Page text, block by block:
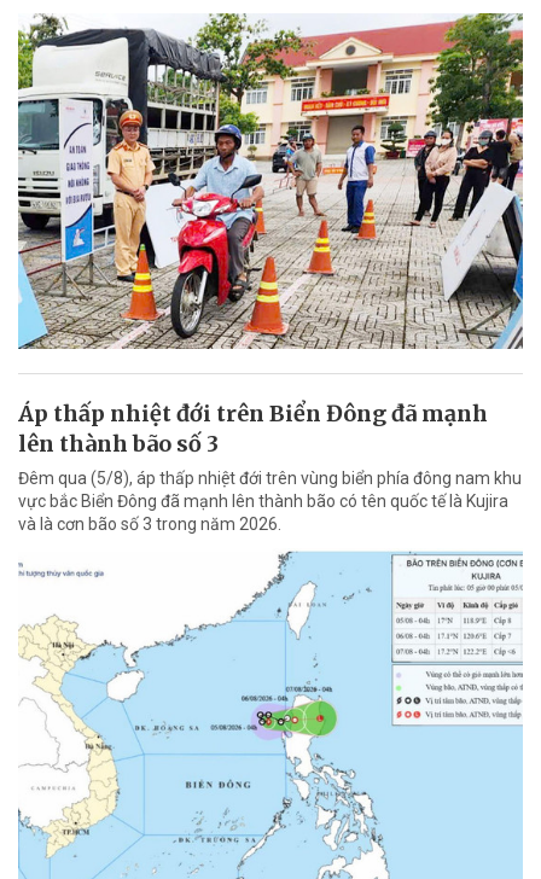
Áp thấp nhiệt đới trên Biển Đông đã mạnh
lên thành bão số 3
Đêm qua (5/8), áp thấp nhiệt đới trên vùng biển phía đông nam khu
vực bắc Biển Đông đã mạnh lên thành bão có tên quốc tế là Kujira
và là cơn bão số 3 trong năm 2026.